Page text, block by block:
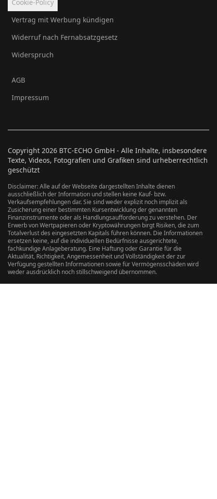
Cookie-Policy
Vertrag mit Werbung kündigen
Widerruf nach Fernabsatzgesetz
Widerspruch
AGB
Impressum
Copyright 2026 BTC-ECHO GmbH - Alle Inhalte, insbesondere
Texte, Videos, Fotografien und Grafiken sind urheberrechtlich
geschützt
Disclaimer: Alle auf der Webseite dargestellten Inhalte dienen
ausschließlich der Information und stellen keine Kauf- bzw.
Verkaufsempfehlungen dar. Sie sind weder explizit noch implizit als
Zusicherung einer bestimmten Kursentwicklung der genannten
Finanzinstrumente oder als Handlungsaufforderung zu verstehen. Der
Erwerb von Wertpapieren oder Kryptowährungen birgt Risiken, die zum
Totalverlust des eingesetzten Kapitals führen können. Die Informationen
ersetzen keine, auf die individuellen Bedürfnisse ausgerichtete,
fachkundige Anlageberatung. Eine Haftung oder Garantie für die
Aktualität, Richtigkeit, Angemessenheit und Vollständigkeit der zur
Verfügung gestellten Informationen sowie für Vermögensschäden wird
weder ausdrücklich noch stillschweigend übernommen.